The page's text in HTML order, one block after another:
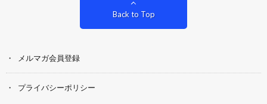
Back to Top
メルマガ会員登録
プライバシーポリシー